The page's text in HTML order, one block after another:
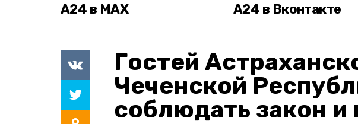
А24 в MAX А24 в Вконтакте
Гостей
Чеченской
соблюдать закон и